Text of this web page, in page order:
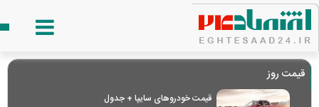
قیمت روز
قیمت خودرو‌های سایپا + جدول